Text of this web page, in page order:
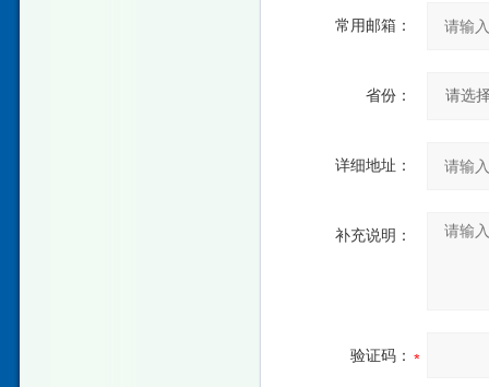
常用邮箱：
省份：
详细地址：
补充说明：
验证码：